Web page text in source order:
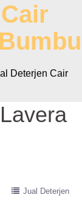
Deterjen Cair
Jual Deterjen